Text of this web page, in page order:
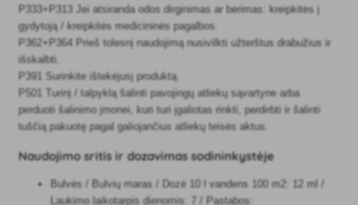
P333+P313 Jei atsiranda odos dirginimas ar bėrimas: kreipkitės į
gydytoją / kreipkitės medicininės pagalbos.
P362+P364 Prieš tolesnį naudojimą nusivilkti užterštus drabužius ir
išskalbti.
P391 Surinkite ištekėjusį produktą.
P501 Turinį / talpyklą šalinti pavojingų atliekų sąvartyne arba
perduoti šalinimo įmonei, kuri turi įgaliotas rinkti, perdirbti ir šalinti
tuščią pakuotę pagal galiojančius atliekų teisės aktus.
Naudojimo sritis ir dozavimas sodininkystėje
Bulvės / Bulvių maras / Dozė 10 l vandens 100 m2: 12 ml /
Laukimo laikotarpis dienomis: 7 / Pastabos: